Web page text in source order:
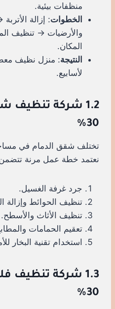
منظفات بيئية.
الخطوات: إزالة
والأرضيات → تنظيف
المكان.
النتيجة: منزل نظيف
لأسابيع.
1.2 شركة تنظيف
30%
تختلف شقق الدمام في
نعتمد خطة عمل مرنة
جرد غرفة الغسيل.
تنظيف الحوائط وإزالة
تنظيف الأثاث والأسطح.
تعقيم الحمامات
استخدام تقنية البخار
1.3 شركة تنظيف
30%